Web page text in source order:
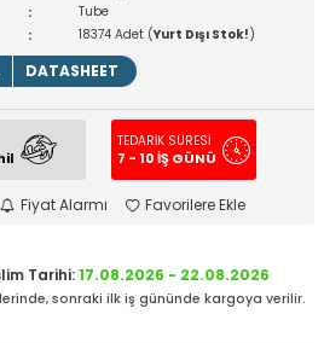
: Tube
: 18374 Adet (Yurt Dışı Stok!)
DATASHEET
TEDARİK SÜRESİ
7 - 10 İŞ GÜNÜ
Fiyat Alarmı Favorilere Ekle
Tarihi:17.08.2026 - 22.08.2026
sonraki ilk iş gününde kargoya verilir.